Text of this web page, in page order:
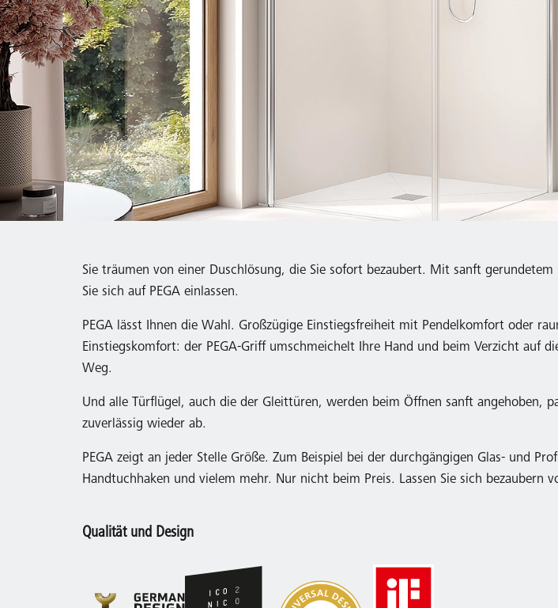
Sie träumen von einer Duschlösung, die Sie sofort bezaubert. Mit sanft
Sie sich auf PEGA einlassen.
PEGA lässt Ihnen die Wahl. Großzügige Einstiegsfreiheit mit Pendelkomfort oder
Einstiegskomfort: der PEGA-Griff umschmeichelt Ihre Hand und beim Verzicht auf
Weg.
Und alle Türflügel, auch die der Gleittüren, werden beim Öffnen sanft angehoben,
zuverlässig wieder ab.
PEGA zeigt an jeder Stelle Größe. Zum Beispiel bei der durchgängigen Glas- und
Handtuchhaken und vielem mehr. Nur nicht beim Preis. Lassen Sie sich bezaubern
Qualität und Design